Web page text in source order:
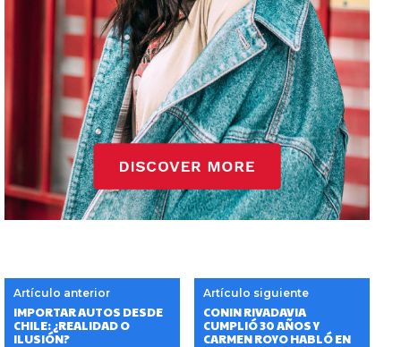
Artículo anterior
IMPORTAR AUTOS DESDE
CHILE: ¿REALIDAD O
ILUSIÓN?
Artículo siguiente
CONIN RIVADAVIA
CUMPLIÓ 30 AÑOS Y
CARMEN ROYO HABLÓ EN